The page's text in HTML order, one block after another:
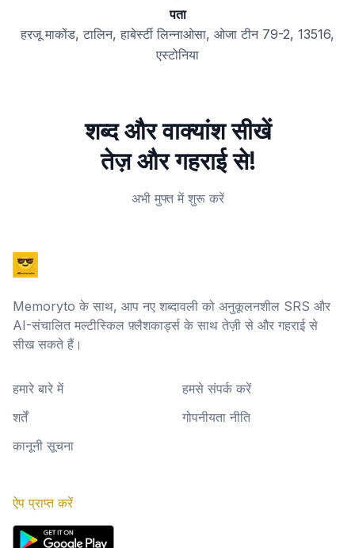
पता
हरजू माकोंड, टालिन, हाबेर्स्टी लिन्नाओसा, ओजा टीन 79-2, 13516,
एस्टोनिया
शब्द और वाक्यांश सीखें
तेज़ और गहराई से!
अभी मुफ्त में शुरू करें
Memoryto के साथ, आप नए शब्दावली को अनुकूलनशील SRS और
AI-संचालित मल्टीस्किल फ़्लैशकार्ड्स के साथ तेज़ी से और गहराई से
सीख सकते हैं।
हमारे बारे में
हमसे संपर्क करें
शर्तें
गोपनीयता नीति
कानूनी सूचना
ऐप प्राप्त करें